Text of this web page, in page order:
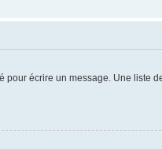
écrire un message. Une liste